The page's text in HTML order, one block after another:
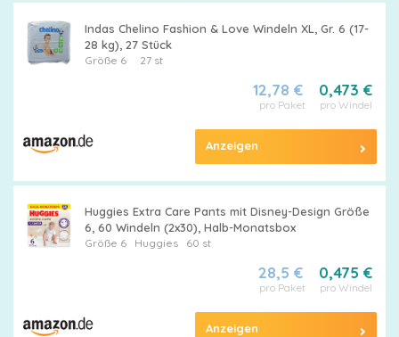
Indas Chelino Fashion & Love Windeln XL, Gr. 6 (17-
28 kg), 27 Stück
Größe 627 st
0,473 €
pro Windel
12,78 €
pro Paket
Anzeigen
Huggies Extra Care Pants mit Disney-Design Größe
6, 60 Windeln (2x30), Halb-Monatsbox
Größe 6 Huggies60 st
0,475 €
pro Windel
28,5 €
pro Paket
Anzeigen